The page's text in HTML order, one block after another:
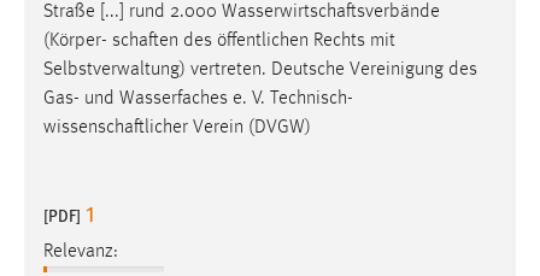
Straße [...] rund 2.000 Wasserwirtschaftsverbände
(Körper- schaften des öffentlichen Rechts mit
Selbstverwaltung) vertreten. Deutsche Vereinigung des
Gas- und Wasserfaches e. V.
Technisch-
wissenschaftlicher Verein (DVGW)
[PDF] 1
Relevanz: